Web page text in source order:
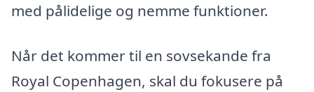
med pålidelige og nemme funktioner.
Når det kommer til en sovsekande fra
Royal Copenhagen, skal du fokusere på